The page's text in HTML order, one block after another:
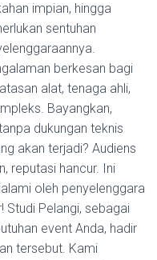
impian, hingga
sentuhan
berkesan bagi
alat, tenaga ahli,
Bayangkan,
dukungan teknis
akan terjadi? Audiens
reputasi hancur. Ini
oleh penyelenggara
Studi Pelangi, sebagai
event Anda, hadir
tersebut. Kami